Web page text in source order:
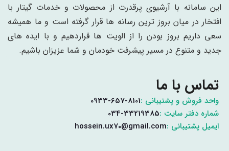
این سامانه با آرشیوی پرقدرت از محصولات و خدمات گیتار با
افتخار در میان بروز ترین رسانه ها قرار گرفته است و ما همیشه
سعی داریم بروز بودن را از الویت ها قراردهیم و با ایده های
جدید و متنوع در مسیر پیشرفت خودمان و شما عزیزان باشیم.
تماس با ما
واحد فروش و پشتیبانی :0933-657-8101
شماره دفتر سایت :034-33219385
ایمیل پشتیبانی :hossein.ux70@gmail.com